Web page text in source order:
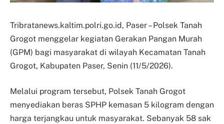
Tribratanews.kaltim.polri.go.id, Paser – Polsek Tanah
Grogot menggelar kegiatan Gerakan Pangan Murah
(GPM) bagi masyarakat di wilayah Kecamatan Tanah
Grogot, Kabupaten Paser, Senin (11/5/2026).
Melalui program tersebut, Polsek Tanah Grogot
menyediakan beras SPHP kemasan 5 kilogram dengan
harga terjangkau untuk masyarakat. Sebanyak 58 sak